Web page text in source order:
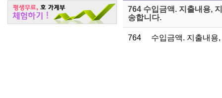
764 수입금액. 지출내용,
송합니다.
764 수입금액. 지출내용,